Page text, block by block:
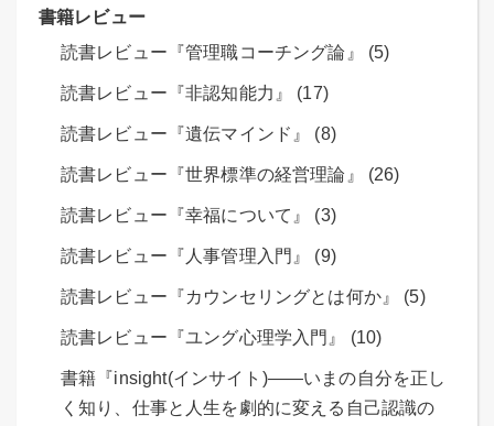
書籍レビュー
読書レビュー『管理職コーチング論』 (5)
読書レビュー『非認知能力』 (17)
読書レビュー『遺伝マインド』 (8)
読書レビュー『世界標準の経営理論』 (26)
読書レビュー『幸福について』 (3)
読書レビュー『人事管理入門』 (9)
読書レビュー『カウンセリングとは何か』 (5)
読書レビュー『ユング心理学入門』 (10)
書籍『insight(インサイト)――いまの自分を正し
く知り、仕事と人生を劇的に変える自己認識の